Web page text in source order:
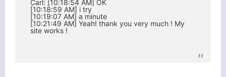
Carl: [10:18:54 AM] OK
[10:18:59 AM] i try
[10:19:07 AM] a minute
[10:21:49 AM] Yeah! thank you very much ! My
site works !